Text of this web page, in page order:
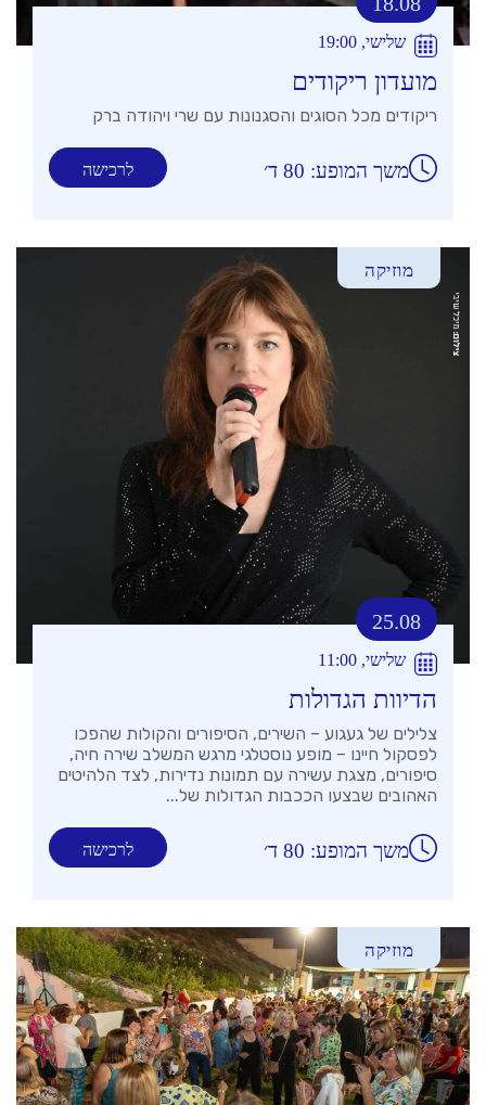
שלישי, 19:00
מועדון ריקודים
ריקודים מכל הסוגים והסגנונות עם שרי ויהודה ברק
לרכישה משך המופע: 80 ד׳
מוזיקה
25.08
שלישי, 11:00
הדיוות הגדולות
צלילים של געגוע – השירים, הסיפורים והקולות שהפכו
לפסקול חיינו – מופע נוסטלגי מרגש המשלב שירה חיה,
סיפורים, מצגת עשירה עם תמונות נדירות, לצד הלהיטים
האהובים שבצעו הככבות הגדולות של...
לרכישה משך המופע: 80 ד׳
מוזיקה